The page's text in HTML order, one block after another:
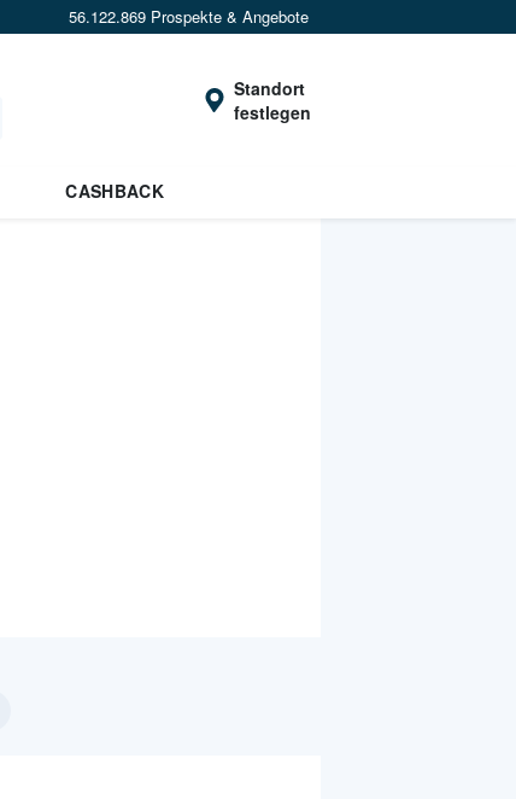
56.122.869 Prospekte & Angebote
Standort
festlegen
CASHBACK